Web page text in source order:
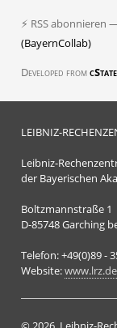
Behoben nach
←
⚡ RSS abonnieren
(BayernCollab)
Developed fromcState
LEIBNIZ-
Leibniz-
der Bayerischen
Boltzmannstraße 1
D-85748 Garching
Telefon: +49(0)89 -
Website:www.lrz.de